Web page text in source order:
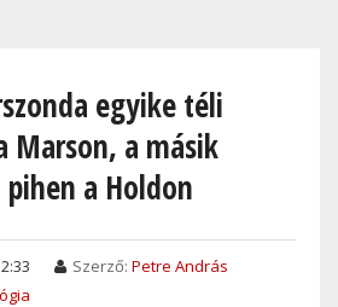
egyike téli
Marson, a másik
a Holdon
Szerző: Petre András